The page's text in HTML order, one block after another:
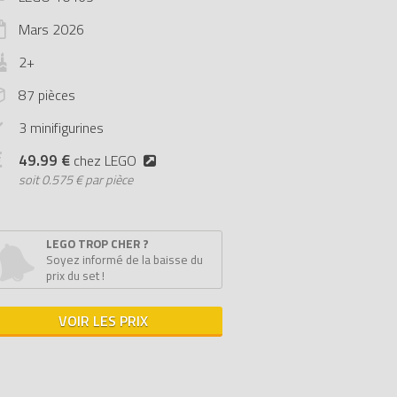
Mars 2026
2+
87 pièces
3 minifigurines
49.99 € chez LEGO
soit0.575 € par pièce
LEGO TROP CHER ?
Soyez informé de la baisse du
prix du set !
VOIR LES PRIX